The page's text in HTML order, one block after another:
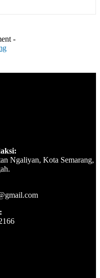
-
Ngaliyan, Kota Semarang,